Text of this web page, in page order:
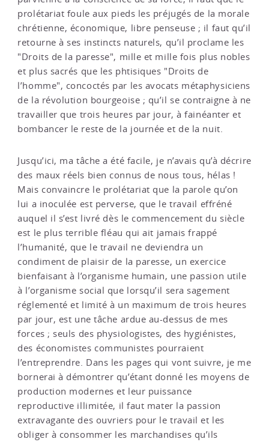
prolétariat foule aux pieds les préjugés de la morale
chrétienne, économique, libre penseuse ; il faut qu’il
retourne à ses instincts naturels, qu’il proclame les
"Droits de la paresse", mille et mille fois plus nobles
et plus sacrés que les phtisiques "Droits de
l’homme", concoctés par les avocats métaphysiciens
de la révolution bourgeoise ; qu’il se contraigne à ne
travailler que trois heures par jour, à fainéanter et
bombancer le reste de la journée et de la nuit.
Jusqu’ici, ma tâche a été facile, je n’avais qu’à décrire
des maux réels bien connus de nous tous, hélas !
Mais convaincre le prolétariat que la parole qu’on
lui a inoculée est perverse, que le travail effréné
auquel il s’est livré dès le commencement du siècle
est le plus terrible fléau qui ait jamais frappé
l’humanité, que le travail ne deviendra un
condiment de plaisir de la paresse, un exercice
bienfaisant à l’organisme humain, une passion utile
à l’organisme social que lorsqu’il sera sagement
réglementé et limité à un maximum de trois heures
par jour, est une tâche ardue au-dessus de mes
forces ; seuls des physiologistes, des hygiénistes,
des économistes communistes pourraient
l’entreprendre. Dans les pages qui vont suivre, je me
bornerai à démontrer qu’étant donné les moyens de
production modernes et leur puissance
reproductive illimitée, il faut mater la passion
extravagante des ouvriers pour le travail et les
obliger à consommer les marchandises qu’ils